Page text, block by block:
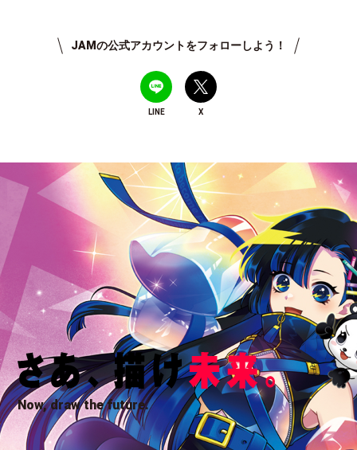
JAMの公式アカウントをフォローしよう！
LINE X
Now, draw the future.